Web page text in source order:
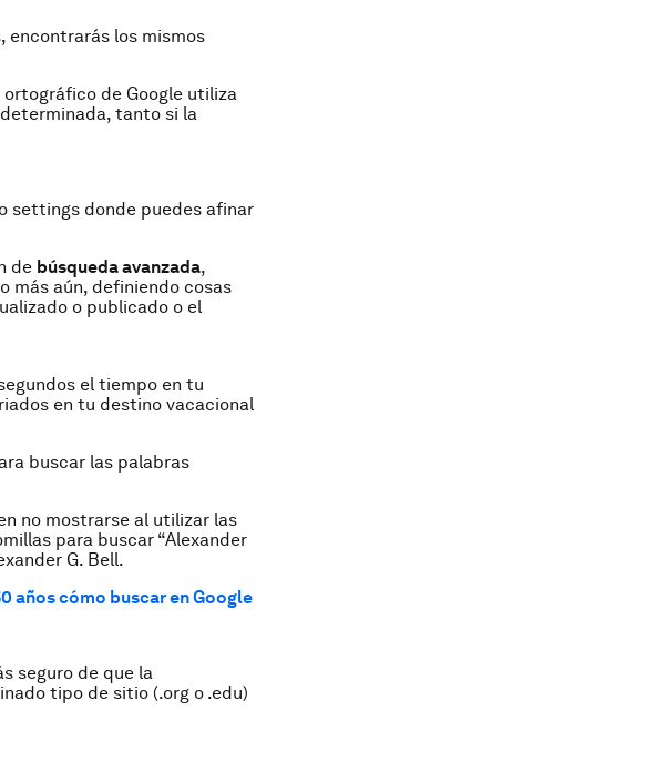
encontrarás los mismos
de Google utiliza
tanto si la
settings donde puedes afinar
de búsqueda avanzada,
más aún, definiendo cosas
o publicado o el
el tiempo en tu
en tu destino vacacional
buscar las palabras
no mostrarse al utilizar las
para buscar “Alexander
G. Bell.
años cómo buscar en Google
seguro de que la
tipo de sitio (.org o .edu)